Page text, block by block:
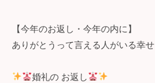
【今年のお返し・今年の内に】
ありがとうって言える人がいる幸せ
婚礼の お返し